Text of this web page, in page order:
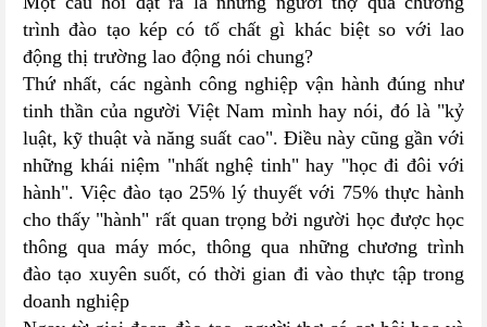
trình đào tạo kép có tố chất gì khác biệt so với lao
động thị trường lao động nói chung?
Thứ nhất, các ngành công nghiệp vận hành đúng như
tinh thần của người Việt Nam mình hay nói, đó là "kỷ
luật, kỹ thuật và năng suất cao". Điều này cũng gần với
những khái niệm "nhất nghệ tinh" hay "học đi đôi với
hành". Việc đào tạo 25% lý thuyết với 75% thực hành
cho thấy "hành" rất quan trọng bởi người học được học
thông qua máy móc, thông qua những chương trình
đào tạo xuyên suốt, có thời gian đi vào thực tập trong
doanh nghiệp